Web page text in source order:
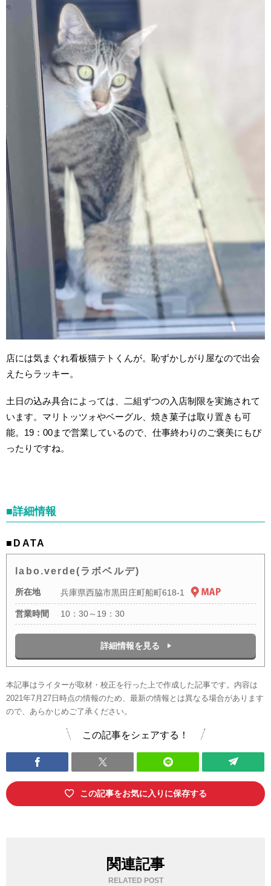
店には気まぐれ看板猫テトくんが。恥ずかしがり屋なので出会
えたらラッキー。
土日の込み具合によっては、二組ずつの入店制限を実施されて
います。マリトッツォやベーグル、焼き菓子は取り置きも可
能。19：00まで営業しているので、仕事終わりのご褒美にもぴ
ったりですね。
■詳細情報
■DATA
labo.verde(ラボベルデ)
所在地 兵庫県西脇市黒田庄町船町618-1
営業時間 10：30～19：30
詳細情報を見る
本記事はライターが取材・校正を行った上で作成した記事です。内容は
2021年7月27日時点の情報のため、最新の情報とは異なる場合があります
ので、あらかじめご了承ください。
この記事をシェアする！
この記事をお気に入りに保存する
関連記事
RELATED POST